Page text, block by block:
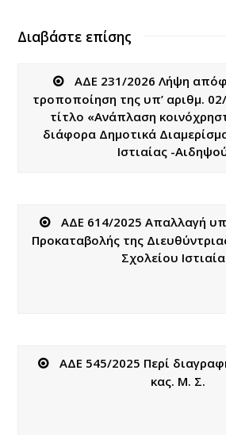
Διαβάστε επίσης
ΑΔΕ 231/2026 Λήψη
τροποποίηση της υπ’ αριθμ.
τίτλο «Ανάπλαση
διάφορα Δημοτικά
Ιστιαίας -
ΑΔΕ 614/2025 Απαλλαγή
Προκαταβολής της
Σχολείου
ΑΔΕ 545/2025 Περί
κας. Μ. Σ.